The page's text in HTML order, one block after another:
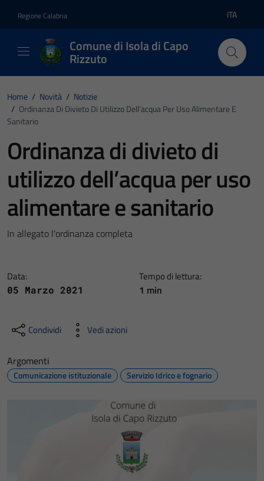
Regione Calabria Lingua
ITA
Comune di Isola di Capo
Rizzuto
Home / Novità / Notizie
/ Ordinanza Di Divieto Di Utilizzo Dell’acqua Per Uso Alimentare E
Sanitario
Ordinanza di divieto di
utilizzo dell’acqua per uso
alimentare e sanitario
In allegato l'ordinanza completa
Data:
05 Marzo 2021
Tempo di lettura:
1 min
Condividi Vedi azioni
Argomenti
Comunicazione istituzionale Servizio Idrico e fognario